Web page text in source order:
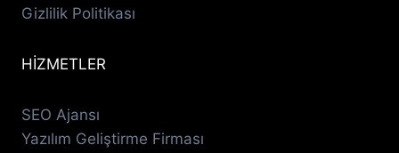
Gizlilik Politikası
HİZMETLER
SEO Ajansı
Yazılım Geliştirme Firması